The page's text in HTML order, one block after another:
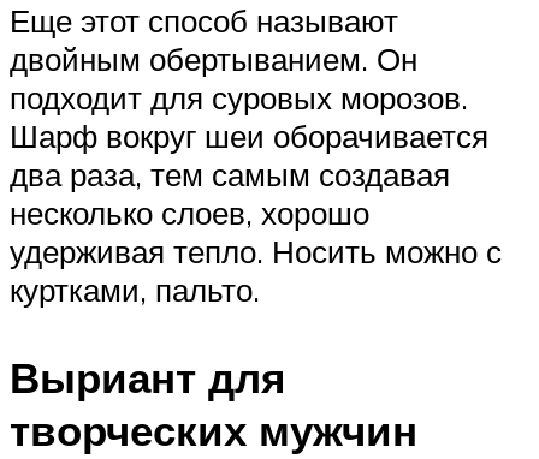
Еще этот способ называют
двойным обертыванием. Он
подходит для суровых морозов.
Шарф вокруг шеи оборачивается
два раза, тем самым создавая
несколько слоев, хорошо
удерживая тепло. Носить можно с
куртками, пальто.
Выриант для
творческих мужчин